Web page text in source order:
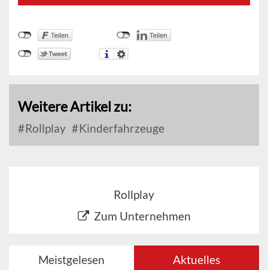
Weitere Artikel zu:
Rollplay Kinderfahrzeuge
Rollplay
Zum Unternehmen
Meistgelesen Aktuelles